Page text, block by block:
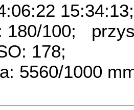
15:34:13;
180/100;
178;
5560/1000